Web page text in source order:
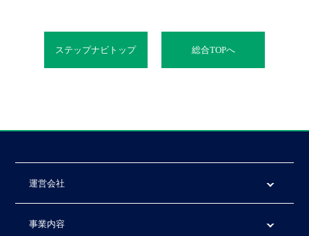
ステップナビトップ 総合TOPへ
運営会社
事業内容